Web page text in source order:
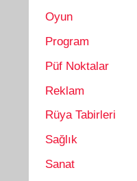
Oyun
Program
Püf Noktalar
Reklam
Rüya Tabirleri
Sağlık
Sanat